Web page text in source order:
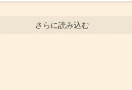
さらに読み込む